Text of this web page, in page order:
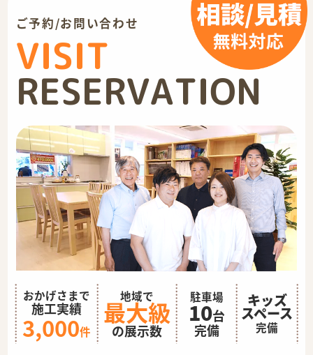
ご予約/お問い合わせ
VISIT
RESERVATION
おかげさまで
施工実績
3,000件
地域で
最大級
の展示数
駐車場
10台
完備
キッズ
スペース
完備